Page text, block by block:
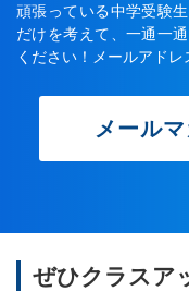
頑張っている中学受験
だけを考えて、一通一
ください！メールアド
メール
ぜひクラスア